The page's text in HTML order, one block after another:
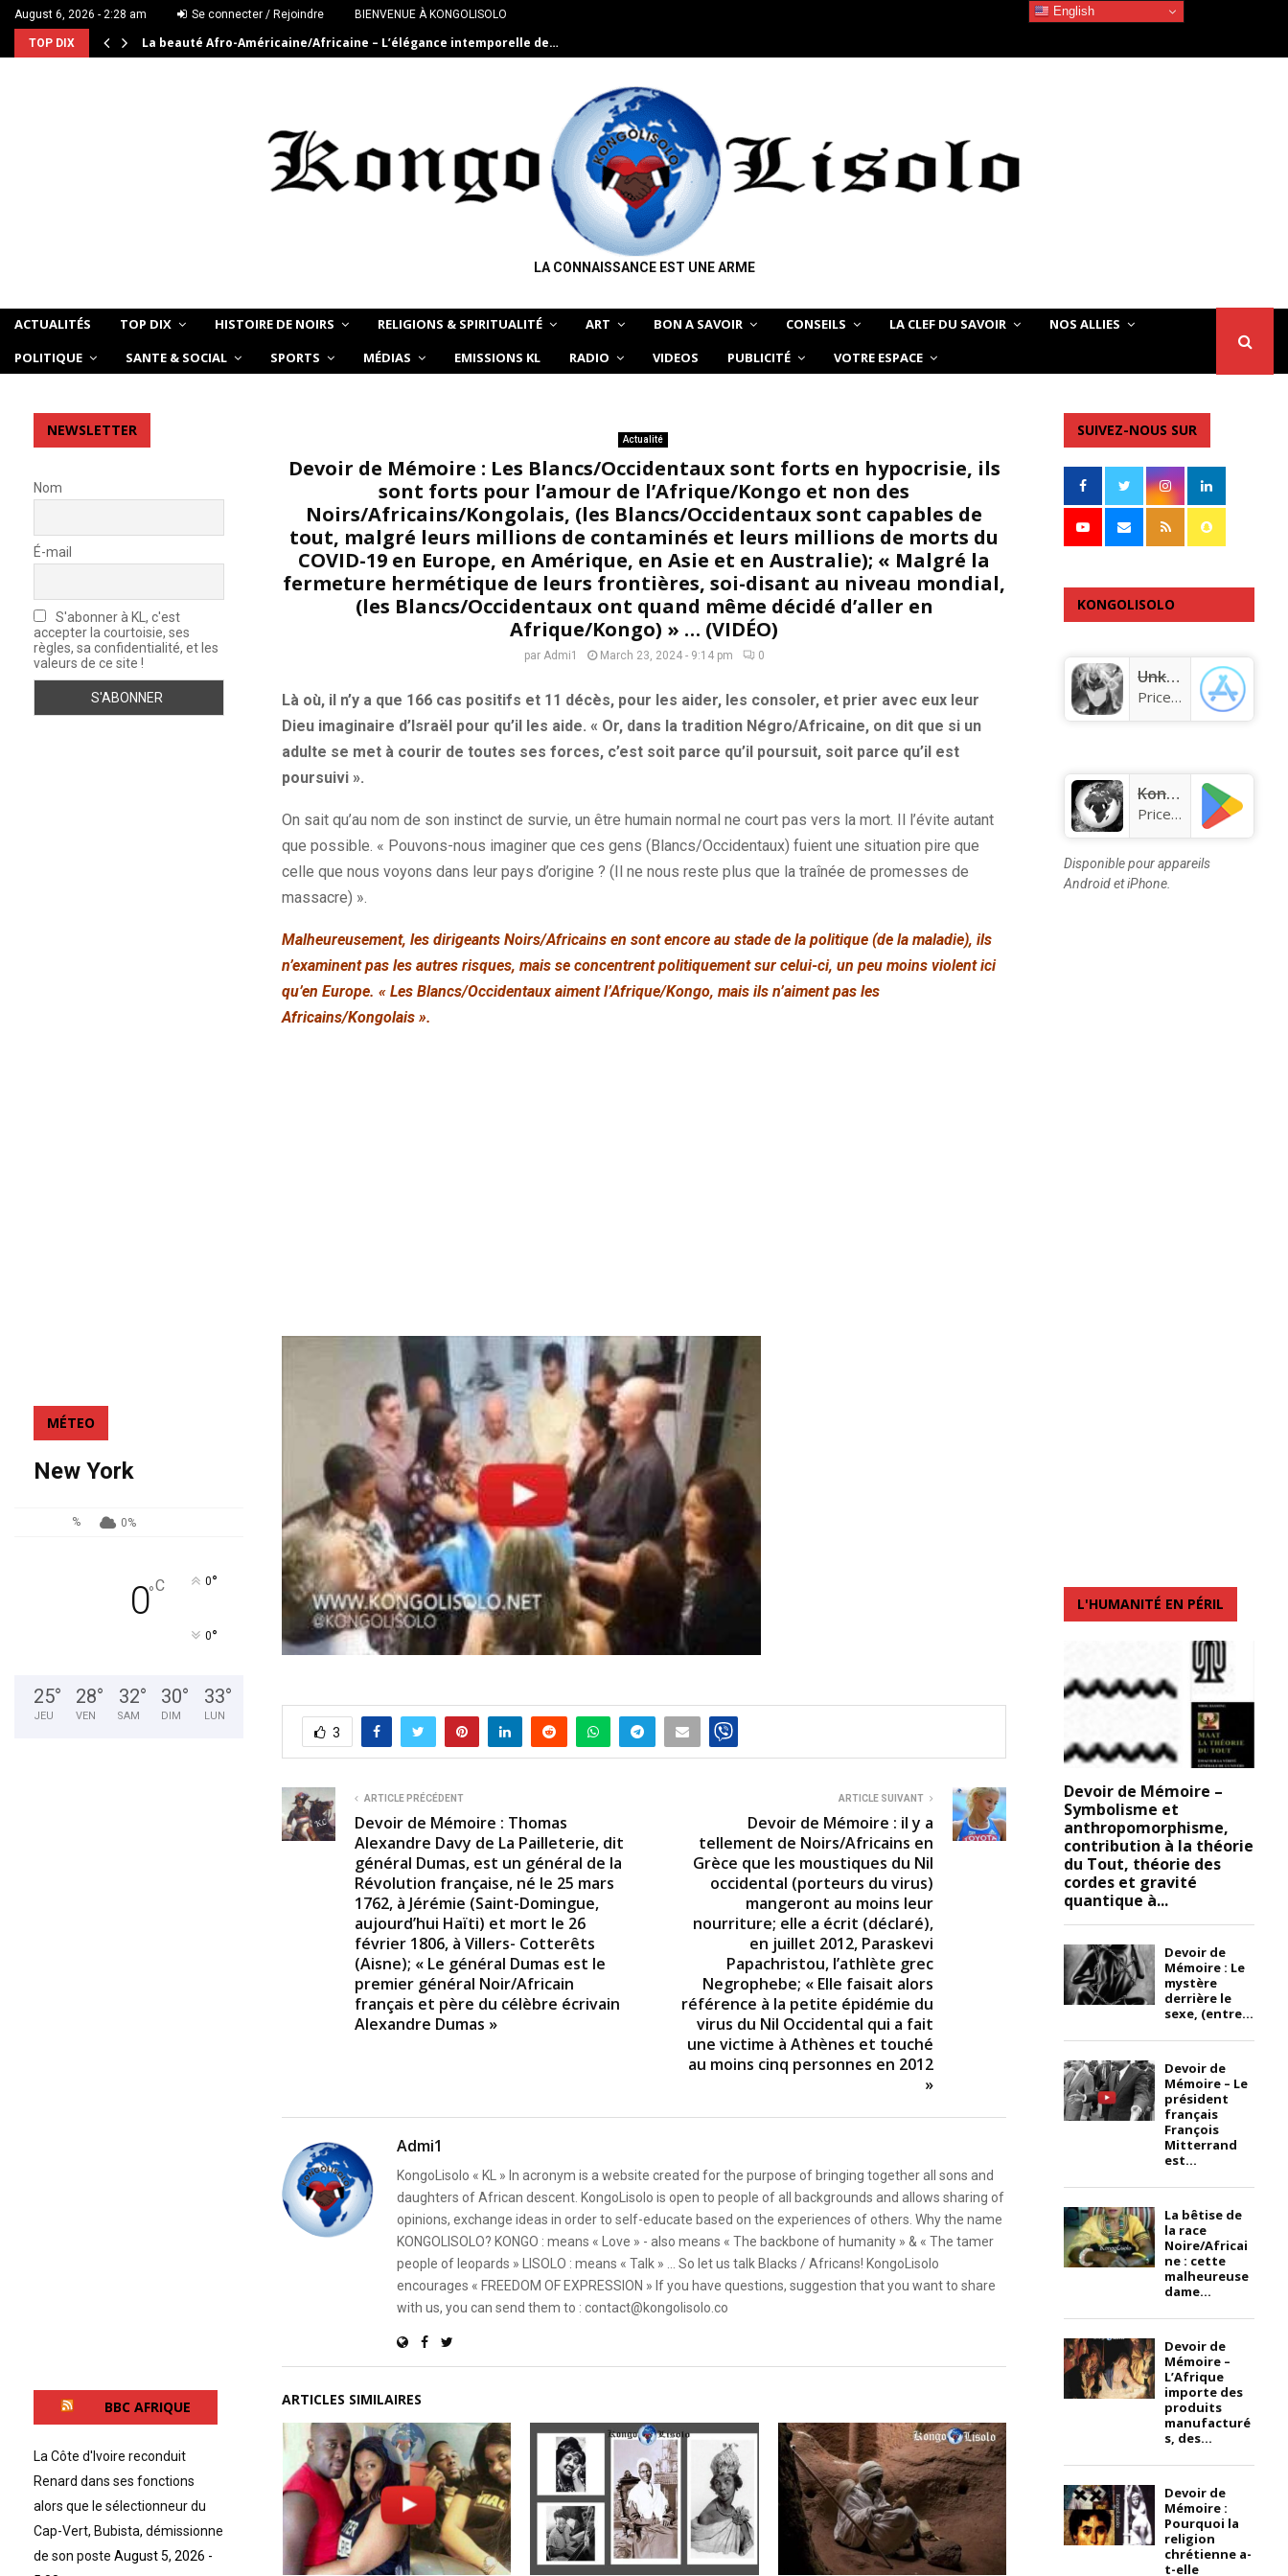
August 6, 2026 - 2:28 am Se connecter / Rejoindre BIENVENUE À KONGOLISOLO
TOP DIX La beauté Afro-Américaine/Africaine – L’élégance intemporelle de…
LA CONNAISSANCE EST UNE ARME
ACTUALITÉS TOP DIX HISTOIRE DE NOIRS RELIGIONS & SPIRITUALITÉ ART BON A SAVOIR CONSEILS LA CLEF DU SAVOIR
NOS ALLIES
POLITIQUE
SANTE & SOCIAL SPORTS MÉDIAS EMISSIONS KL RADIO VIDEOS PUBLICITÉ VOTRE ESPACE
Actualité
Devoir de Mémoire : Les Blancs/Occidentaux sont forts en hypocrisie, ils
sont forts pour l’amour de l’Afrique/Kongo et non des
Noirs/Africains/Kongolais, (les Blancs/Occidentaux sont capables de
tout, malgré leurs millions de contaminés et leurs millions de morts du
COVID-19 en Europe, en Amérique, en Asie et en Australie); « Malgré la
fermeture hermétique de leurs frontières, soi-disant au niveau mondial,
(les Blancs/Occidentaux ont quand même décidé d’aller en
Afrique/Kongo) » … (VIDÉO)
par Admi1 March 23, 2024 - 9:14 pm 0
Là où, il n’y a que 166 cas positifs et 11 décès, pour les aider, les consoler, et prier avec eux leur
Dieu imaginaire d’Israël pour qu’il les aide. « Or, dans la tradition Négro/Africaine, on dit que si un
adulte se met à courir de toutes ses forces, c’est soit parce qu’il poursuit, soit parce qu’il est
poursuivi ».
On sait qu’au nom de son instinct de survie, un être humain normal ne court pas vers la mort. Il l’évite autant
que possible. « Pouvons-nous imaginer que ces gens (Blancs/Occidentaux) fuient une situation pire que
celle que nous voyons dans leur pays d’origine ? (Il ne nous reste plus que la traînée de promesses de
massacre) ».
Malheureusement, les dirigeants Noirs/Africains en sont encore au stade de la politique (de la maladie), ils
n’examinent pas les autres risques, mais se concentrent politiquement sur celui-ci, un peu moins violent ici
qu’en Europe. « Les Blancs/Occidentaux aiment l’Afrique/Kongo, mais ils n’aiment pas les
Africains/Kongolais ».
3
ARTICLE PRÉCÉDENT
Devoir de Mémoire : Thomas
Alexandre Davy de La Pailleterie, dit
général Dumas, est un général de la
Révolution française, né le 25 mars
1762, à Jérémie (Saint-Domingue,
aujourd’hui Haïti) et mort le 26
février 1806, à Villers- Cotterêts
(Aisne); « Le général Dumas est le
premier général Noir/Africain
français et père du célèbre écrivain
Alexandre Dumas »
ARTICLE SUIVANT
Devoir de Mémoire : il y a
tellement de Noirs/Africains en
Grèce que les moustiques du Nil
occidental (porteurs du virus)
mangeront au moins leur
nourriture; elle a écrit (déclaré),
en juillet 2012, Paraskevi
Papachristou, l’athlète grec
Negrophebe; « Elle faisait alors
référence à la petite épidémie du
virus du Nil Occidental qui a fait
une victime à Athènes et touché
au moins cinq personnes en 2012
»
Admi1
KongoLisolo « KL » In acronym is a website created for the purpose of bringing together all sons and
daughters of African descent. KongoLisolo is open to people of all backgrounds and allows sharing of
opinions, exchange ideas in order to self-educate based on the experiences of others. Why the name
KONGOLISOLO? KONGO : means « Love » - also means « The backbone of humanity » & « The tamer
people of leopards » LISOLO : means « Talk » ... So let us talk Blacks / Africans! KongoLisolo
encourages « FREEDOM OF EXPRESSION » If you have questions, suggestion that you want to share
with us, you can send them to : contact@kongolisolo.co
ARTICLES SIMILAIRES
NEWSLETTER
Nom
É-mail
S'abonner à KL, c'est
accepter la courtoisie, ses
règles, sa confidentialité, et les
valeurs de ce site !
MÉTEO
New York
% 0%
0°C 0°
0°
25°
JEU
28°
VEN
32°
SAM
30°
DIM
33°
LUN
BBC AFRIQUE
La Côte d'Ivoire reconduit
Renard dans ses fonctions
alors que le sélectionneur du
Cap-Vert, Bubista, démissionne
de son poste August 5, 2026 -
SUIVEZ-NOUS SUR
KONGOLISOLO
Unknown app
Price:Free
KongoLisolo
Price:Free
Disponible pour appareils
Android et iPhone.
L'HUMANITÉ EN PÉRIL
Devoir de Mémoire –
Symbolisme et
anthropomorphisme,
contribution à la théorie
du Tout, théorie des
cordes et gravité
quantique à...
Devoir de
Mémoire : Le
mystère
derrière le
sexe, (entre...
Devoir de
Mémoire – Le
président
français
François
Mitterrand
est...
La bêtise de
la race
Noire/Africai
ne : cette
malheureuse
dame...
Devoir de
Mémoire –
L’Afrique
importe des
produits
manufacturé
s, des...
Devoir de
Mémoire :
Pourquoi la
religion
chrétienne a-
t-elle
English